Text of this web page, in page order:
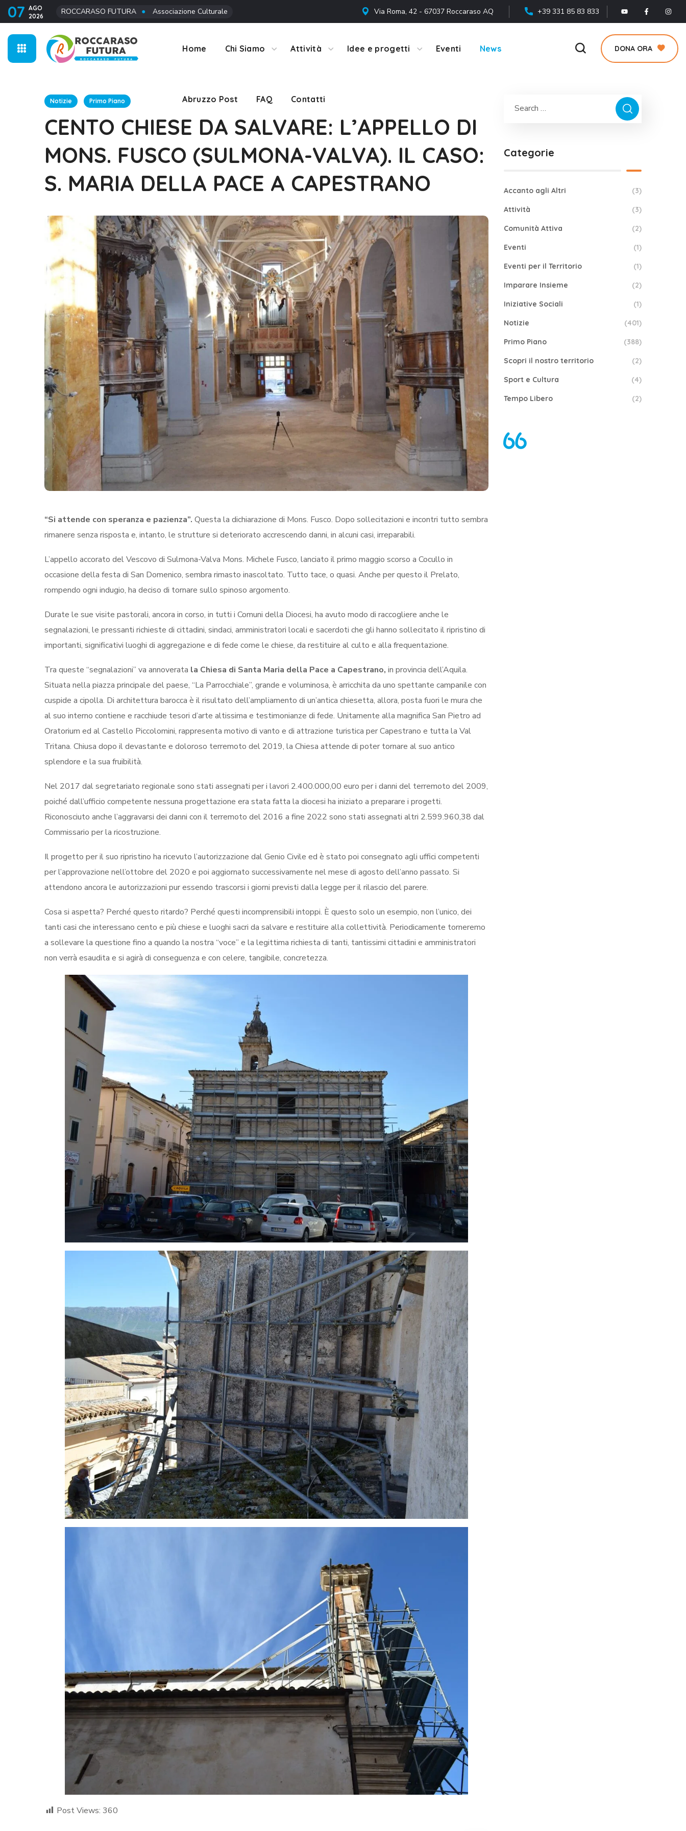
07 AGO
2026
ROCCARASO FUTURA ● Associazione Culturale Via Roma, 42 - 67037 Roccaraso AQ +39 331 85 83 833
Home Chi Siamo Attività Idee e progetti Eventi News
Abruzzo Post FAQ Contatti
DONA ORA
Abruzzo Post FAQ Contatti
Notizie Primo Piano
CENTO CHIESE DA SALVARE: L’APPELLO DI
MONS. FUSCO (SULMONA-VALVA). IL CASO:
S. MARIA DELLA PACE A CAPESTRANO
“Si attende con speranza e pazienza”. Questa la dichiarazione di Mons. Fusco. Dopo sollecitazioni e incontri tutto sembra
rimanere senza risposta e, intanto, le strutture si deteriorato accrescendo danni, in alcuni casi, irreparabili.
L’appello accorato del Vescovo di Sulmona-Valva Mons. Michele Fusco, lanciato il primo maggio scorso a Cocullo in
occasione della festa di San Domenico, sembra rimasto inascoltato. Tutto tace, o quasi. Anche per questo il Prelato,
rompendo ogni indugio, ha deciso di tornare sullo spinoso argomento.
Durate le sue visite pastorali, ancora in corso, in tutti i Comuni della Diocesi, ha avuto modo di raccogliere anche le
segnalazioni, le pressanti richieste di cittadini, sindaci, amministratori locali e sacerdoti che gli hanno sollecitato il ripristino di
importanti, significativi luoghi di aggregazione e di fede come le chiese, da restituire al culto e alla frequentazione.
Tra queste “segnalazioni” va annoverata la Chiesa di Santa Maria della Pace a Capestrano, in provincia dell’Aquila.
Situata nella piazza principale del paese, “La Parrocchiale”, grande e voluminosa, è arricchita da uno spettante campanile con
cuspide a cipolla. Di architettura barocca è il risultato dell’ampliamento di un’antica chiesetta, allora, posta fuori le mura che
al suo interno contiene e racchiude tesori d’arte altissima e testimonianze di fede. Unitamente alla magnifica San Pietro ad
Oratorium ed al Castello Piccolomini, rappresenta motivo di vanto e di attrazione turistica per Capestrano e tutta la Val
Tritana. Chiusa dopo il devastante e doloroso terremoto del 2019, la Chiesa attende di poter tornare al suo antico
splendore e la sua fruibilità.
Nel 2017 dal segretariato regionale sono stati assegnati per i lavori 2.400.000,00 euro per i danni del terremoto del 2009,
poiché dall’ufficio competente nessuna progettazione era stata fatta la diocesi ha iniziato a preparare i progetti.
Riconosciuto anche l’aggravarsi dei danni con il terremoto del 2016 a fine 2022 sono stati assegnati altri 2.599.960,38 dal
Commissario per la ricostruzione.
Il progetto per il suo ripristino ha ricevuto l’autorizzazione dal Genio Civile ed è stato poi consegnato agli uffici competenti
per l’approvazione nell’ottobre del 2020 e poi aggiornato successivamente nel mese di agosto dell’anno passato. Si
attendono ancora le autorizzazioni pur essendo trascorsi i giorni previsti dalla legge per il rilascio del parere.
Cosa si aspetta? Perché questo ritardo? Perché questi incomprensibili intoppi. È questo solo un esempio, non l’unico, dei
tanti casi che interessano cento e più chiese e luoghi sacri da salvare e restituire alla collettività. Periodicamente torneremo
a sollevare la questione fino a quando la nostra “voce” e la legittima richiesta di tanti, tantissimi cittadini e amministratori
non verrà esaudita e si agirà di conseguenza e con celere, tangibile, concretezza.
Post Views: 360
Categorie
Accanto agli Altri (3)
Attività (3)
Comunità Attiva (2)
Eventi (1)
Eventi per il Territorio (1)
Imparare Insieme (2)
Iniziative Sociali (1)
Notizie (401)
Primo Piano (388)
Scopri il nostro territorio (2)
Sport e Cultura (4)
Tempo Libero (2)